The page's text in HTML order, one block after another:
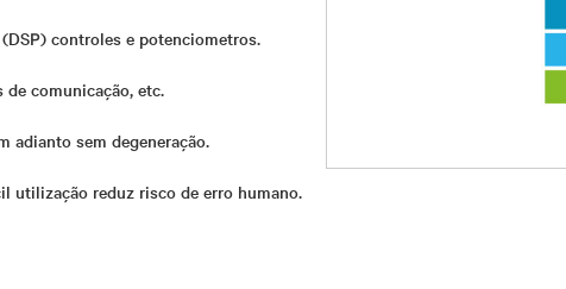
controles e potenciometros.
comunicação, etc.
adianto sem degeneração.
utilização reduz risco de erro humano.